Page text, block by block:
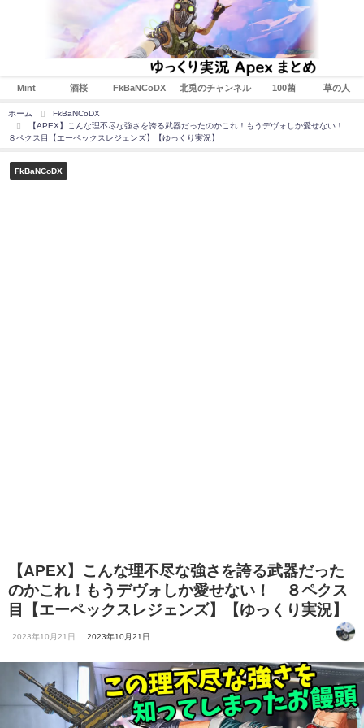
Mint 酒桜 FkBaNCoDX 北兎のチャンネル 100菌 草の人
ホーム
FkBaNCoDX
【APEX】こんな理不尽な強さを誇る武器だったのかこれ！もうデヴォしか愛せない！
８ペクス目【エーペックスレジェンズ】【ゆっくり実況】
FkBaNCoDX
【APEX】こんな理不尽な強さを誇る武器だった
のかこれ！もうデヴォしか愛せない！ ８ペクス
目【エーペックスレジェンズ】【ゆっくり実況】
2023年10月21日 2023年10月21日